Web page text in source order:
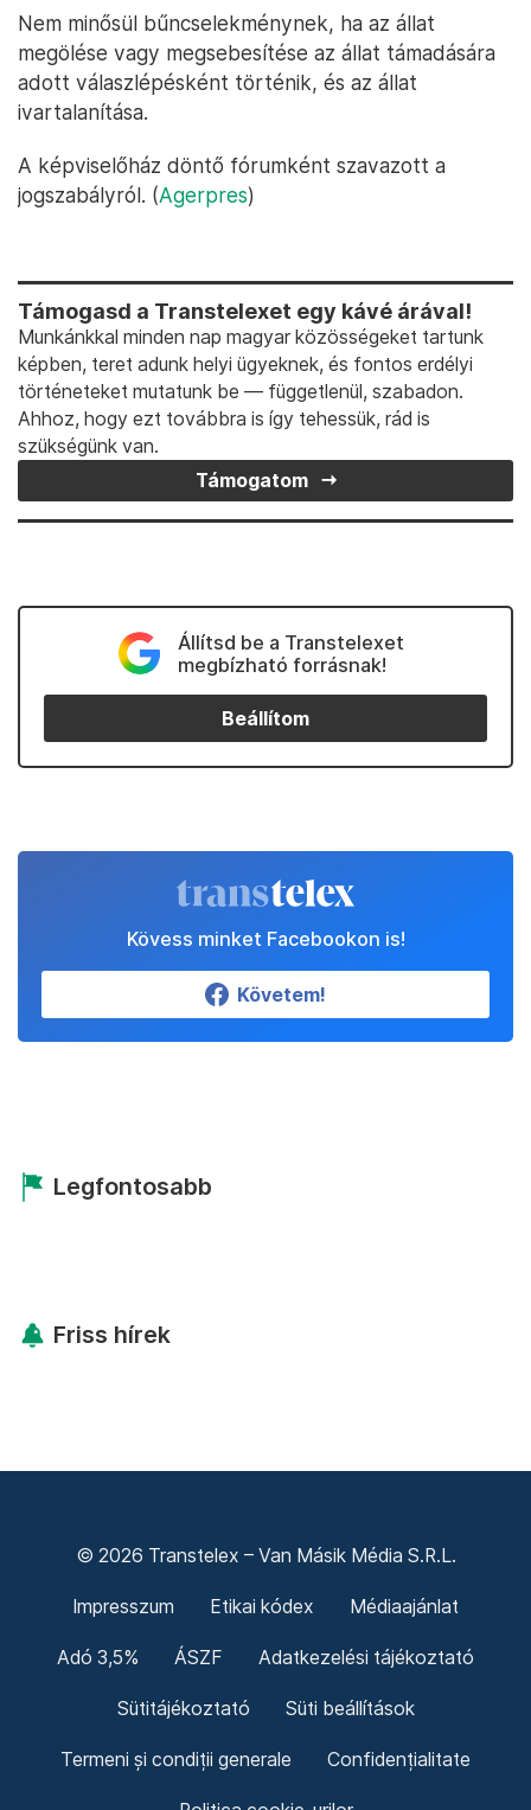
Nem minősül bűncselekménynek, ha az állat
megölése vagy megsebesítése az állat támadására
adott válaszlépésként történik, és az állat
ivartalanítása.
A képviselőház döntő fórumként szavazott a
jogszabályról. (Agerpres)
Támogasd a Transtelexet egy kávé árával!
Munkánkkal minden nap magyar közösségeket tartunk
képben, teret adunk helyi ügyeknek, és fontos erdélyi
történeteket mutatunk be — függetlenül, szabadon.
Ahhoz, hogy ezt továbbra is így tehessük, rád is
szükségünk van.
Támogatom
Állítsd be a Transtelexet
megbízható forrásnak!
Beállítom
Kövess minket Facebookon is!
Követem!
Legfontosabb
Friss hírek
© 2026 Transtelex – Van Másik Média S.R.L.
Impresszum Etikai kódex Médiaajánlat
Adó 3,5% ÁSZF Adatkezelési tájékoztató
Sütitájékoztató Süti beállítások
Termeni și condiții generale Confidențialitate